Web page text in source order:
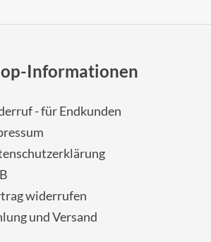
Informationen
- für Endkunden
widerrufen
und Versand